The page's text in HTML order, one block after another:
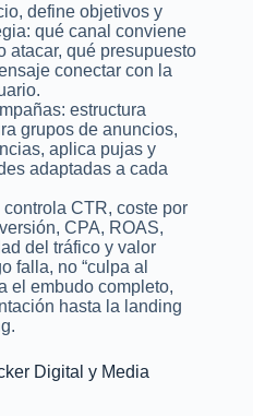
define objetivos y
qué canal conviene
atacar, qué presupuesto
conectar con la
estructura
grupos de anuncios,
aplica pujas y
adaptadas a cada
CTR, coste por
CPA, ROAS,
del tráfico y valor
falla, no “culpa al
el embudo completo,
hasta la landing
Digital y Media